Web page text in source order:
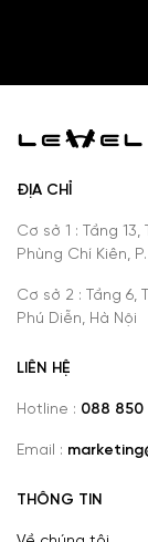
ĐỊA CHỈ
Cơ sở 1 : Tầng
Phùng Chí Kiên,
Cơ sở 2 : Tầng 6,
Phú Diễn, Hà Nội
LIÊN HỆ
Hotline : 088 850
Email :
THÔNG TIN